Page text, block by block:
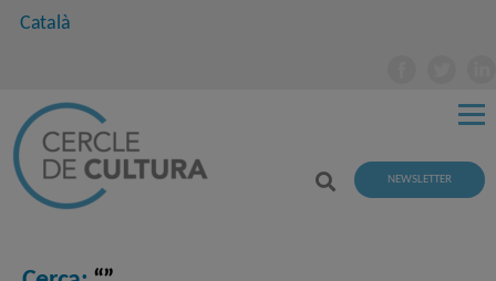
Català
NEWSLETTER